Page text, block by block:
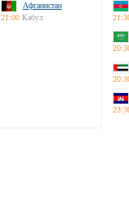
Афганистан
21:00 Кабул